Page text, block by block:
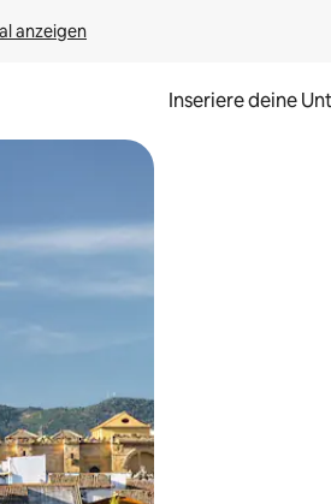
anzeigen
Inseriere deine
durch Berühren oder Wischgesten.